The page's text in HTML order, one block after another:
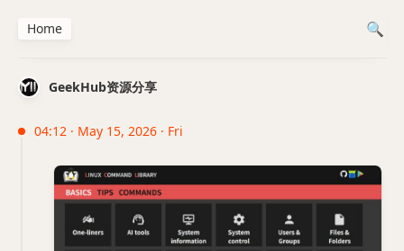
GeekHub资源分享
04:12 · May 15, 2026 · Fri
Home